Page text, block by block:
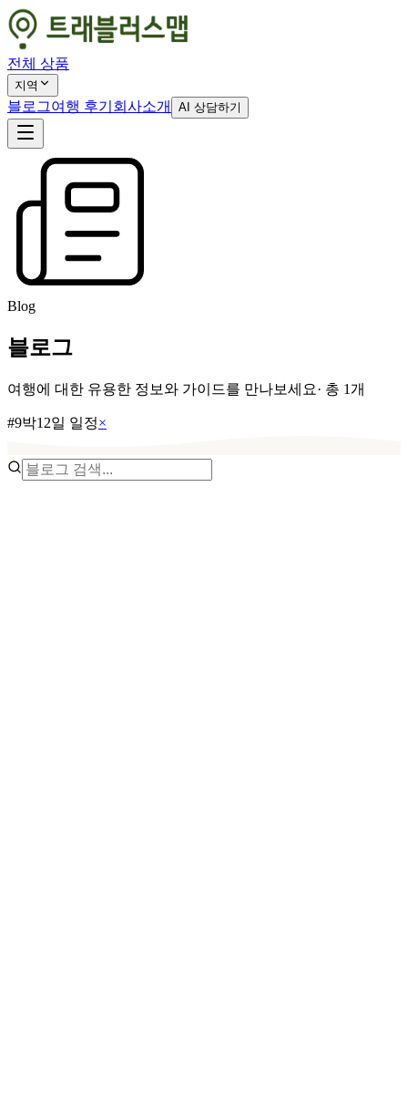
전체 상품
지역
블로그여행 후기 회사소개 AI 상담하기
Blog
블로그
여행에 대한 유용한 정보와 가이드를 만나보세요· 총 1개
#9박12일 일정×